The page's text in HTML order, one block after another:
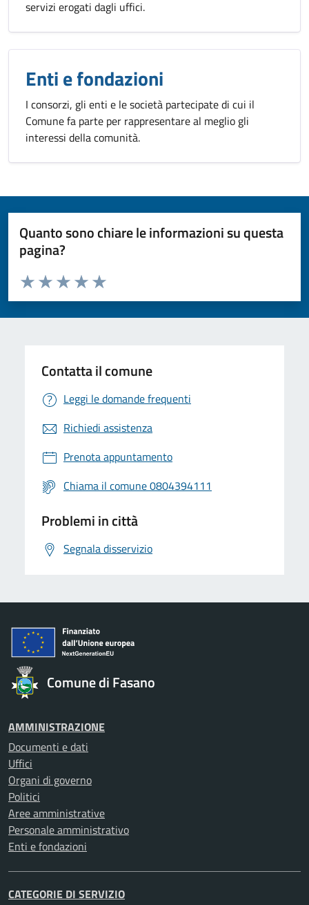
servizi erogati dagli uffici.
Enti e fondazioni
I consorzi, gli enti e le società partecipate di cui il
Comune fa parte per rappresentare al meglio gli
interessi della comunità.
Quanto sono chiare le informazioni su questa
pagina?
Valuta da 1 a 5 stelle la pagina
Valuta 5 stelle su 5
Valuta 4 stelle su 5
Valuta 3 stelle su 5
Valuta 2 stelle su 5
Valuta 1 stelle su 5
Contatta il comune
Leggi le domande frequenti
Richiedi assistenza
Prenota appuntamento
Chiama il comune 0804394111
Problemi in città
Segnala disservizio
Comune di Fasano
AMMINISTRAZIONE
Documenti e dati
Uffici
Organi di governo
Politici
Aree amministrative
Personale amministrativo
Enti e fondazioni
CATEGORIE DI SERVIZIO